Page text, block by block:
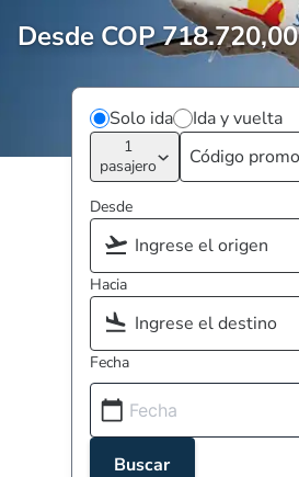
Desde COP 718.720,00
Solo ida Ida y vuelta
1
pasajero
Desde
Hacia
Fecha
Buscar